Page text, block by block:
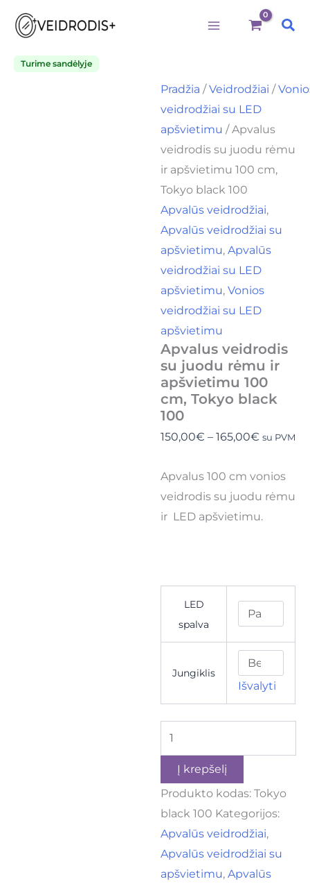
Pereiti
prie
Turime sandėlyje
Pradžia /Veidrodžiai /
veidrodžiai su LED
apšvietimu / Apvalus
veidrodis su juodu rėmu
ir apšvietimu 100 cm,
Tokyo black 100
Apvalūs veidrodžiai,
Apvalūs veidrodžiai su
apšvietimu,Apvalūs
veidrodžiai su LED
apšvietimu,Vonios
veidrodžiai su LED
apšvietimu
Apvalus veidrodis
su juodu rėmu ir
apšvietimu 100
cm, Tokyo black
100
150,00€ – 165,00€
Price
range:
165,00€
su PVM
Apvalus 100 cm vonios
veidrodis su juodu rėmu
ir LED apšvietimu.
LED
spalva
Jungiklis
Išvalyti
rėmu
apšvietimu
100
cm,
black
100
Į krepšelį
Produkto kodas:Tokyo
black 100 Kategorijos:
Apvalūs veidrodžiai,
Apvalūs veidrodžiai su
apšvietimu,Apvalūs